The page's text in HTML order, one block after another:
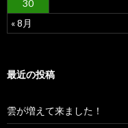
« 8月
30
最近の投稿
雲が増えて来ました！